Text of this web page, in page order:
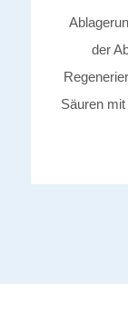
der
Säuren